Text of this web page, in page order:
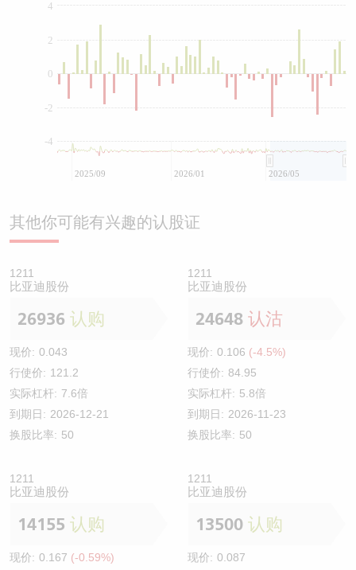
0
-4
-2
2
4
2025/09 2026/01 2026/05
其他你可能有兴趣的认股证
1211
比亚迪股份
26936 认购
现价: 0.043
行使价: 121.2
实际杠杆: 7.6倍
到期日: 2026-12-21
换股比率: 50
1211
比亚迪股份
24648 认沽
现价: 0.106 (-4.5%)
行使价: 84.95
实际杠杆: 5.8倍
到期日: 2026-11-23
换股比率: 50
1211
比亚迪股份
14155 认购
现价: 0.167 (-0.59%)
1211
比亚迪股份
13500 认购
现价: 0.087